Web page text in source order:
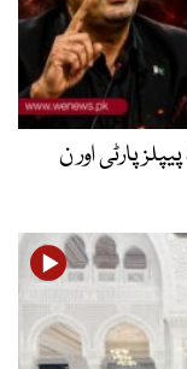
پارٹی اور ن